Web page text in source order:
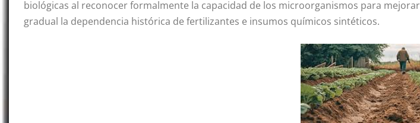
biológicas al reconocer formalmente la capacidad de los microorganismos para
gradual la dependencia histórica de fertilizantes e insumos químicos sintéticos.